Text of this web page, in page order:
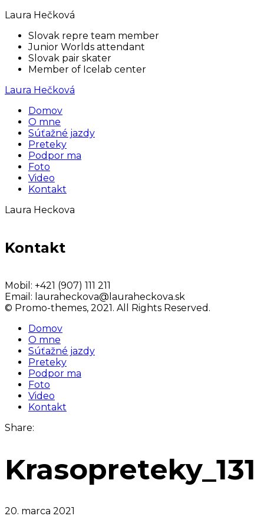
Laura Hečková
Slovak repre team member
Junior Worlds attendant
Slovak pair skater
Member of Icelab center
Laura Hečková
Domov
O mne
Súťažné jazdy
Preteky
Podpor ma
Foto
Video
Kontakt
Laura Heckova
Kontakt
Mobil: +421 (907) 111 211
Email: lauraheckova@lauraheckova.sk
© Promo-themes, 2021. All Rights Reserved.
Domov
O mne
Súťažné jazdy
Preteky
Podpor ma
Foto
Video
Kontakt
Share:
Krasopreteky_131
20. marca 2021